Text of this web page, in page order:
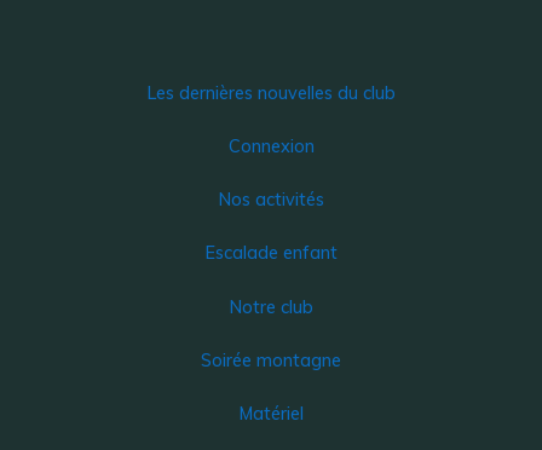
Les dernières nouvelles du club
Connexion
Nos activités
Escalade enfant
Notre club
Soirée montagne
Matériel